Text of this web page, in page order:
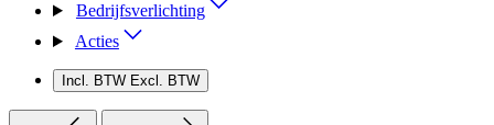
Bedrijfsverlichting
Acties
Incl. BTW Excl. BTW